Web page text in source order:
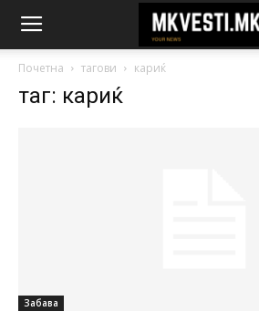
Почетна тагови кариќ
таг: кариќ
Забава